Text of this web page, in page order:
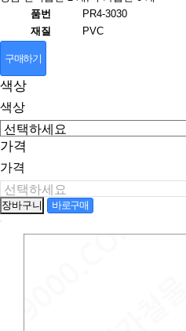
품번
PR4-3030
재질
PVC
구매하기
색상
색상
가격
가격